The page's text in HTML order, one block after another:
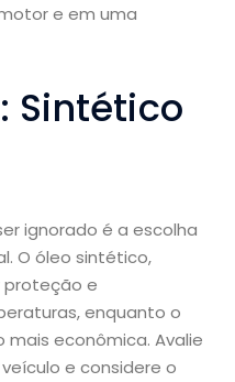
e em uma
Sintético
ignorado é a escolha
O óleo sintético,
proteção e
enquanto o
econômica. Avalie
e considere o